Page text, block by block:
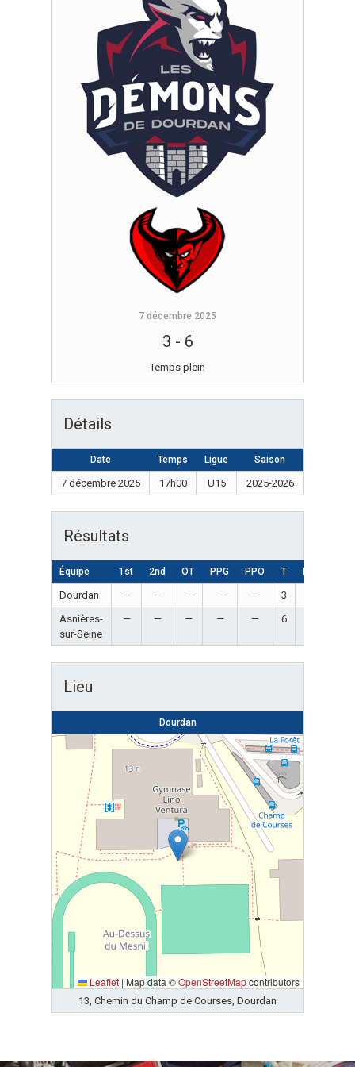
7 décembre 2025
3 - 6
Temps plein
Détails
Date Temps Ligue Saison
7 décembre 2025 17h00 U15 2025-2026
Résultats
Équipe 1st 2nd OT PPG PPO T
Dourdan — — — — — 3
Asnières-
sur-Seine
— — — — — 6
Lieu
Dourdan
Leaflet | Map data ©OpenStreetMapcontributors
13, Chemin du Champ de Courses, Dourdan